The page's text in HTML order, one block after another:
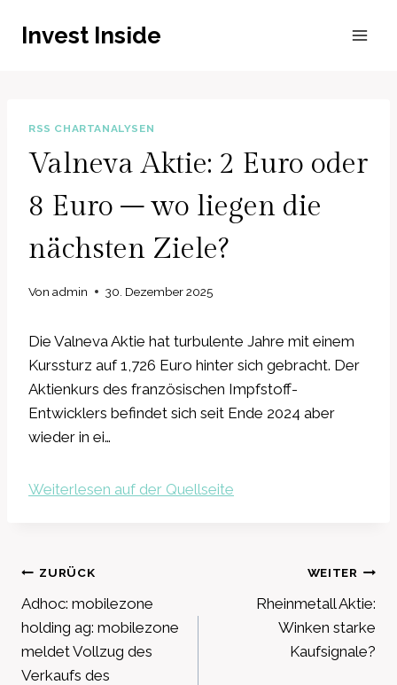
InhaltInvest Inside
RSS CHARTANALYSEN
Valneva Aktie: 2 Euro oder
8 Euro – wo liegen die
nächsten Ziele?
Von admin 30. Dezember 2025
Die Valneva Aktie hat turbulente Jahre mit einem
Kurssturz auf 1,726 Euro hinter sich gebracht. Der
Aktienkurs des französischen Impfstoff-
Entwicklers befindet sich seit Ende 2024 aber
wieder in ei…
Weiterlesen auf der Quellseite
Beitragsnavigation
ZURÜCK
Adhoc: mobilezone
holding ag: mobilezone
meldet Vollzug des
Verkaufs des
WEITER
Rheinmetall Aktie:
Winken starke
Kaufsignale?